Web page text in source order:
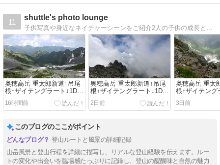
11
shuttle's photo lounge
奥穂高岳 重太郎新道↑吊尾
根↑ザイテングラート↓1Day
サーキット #6
16時間前
奥穂高岳 重太郎新道↑吊尾
根↑ザイテングラート↓1Day
サーキット #5
2日前
奥穂高岳 重太
根↑ザイテング
サーキット #4
3日前
このブログのここがポイント
登山ルートと風景の詳細記録
山岳風景と登山行程を詳細に描写し、リアルな登山経験を伝えます。ルー
トの変化や出会いを臨場感たっぷりに記録し、登山の醍醐味と自然の魅力